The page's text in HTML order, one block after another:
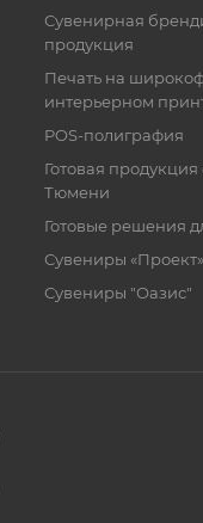
Сувенирная
продукция
Печать на
интерьерном
POS-полиграфия
Готовая продукция
Тюмени
Готовые решения
Сувениры «Проект»
Сувениры "Оазис"